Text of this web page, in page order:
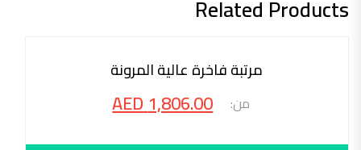
Related Products
مرتبة فاخرة عالية المرونة
AED1,806.00